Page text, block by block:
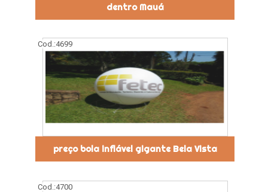
dentro Mauá
Cod.:4699
preço bola inflável gigante Bela Vista
Cod.:4700